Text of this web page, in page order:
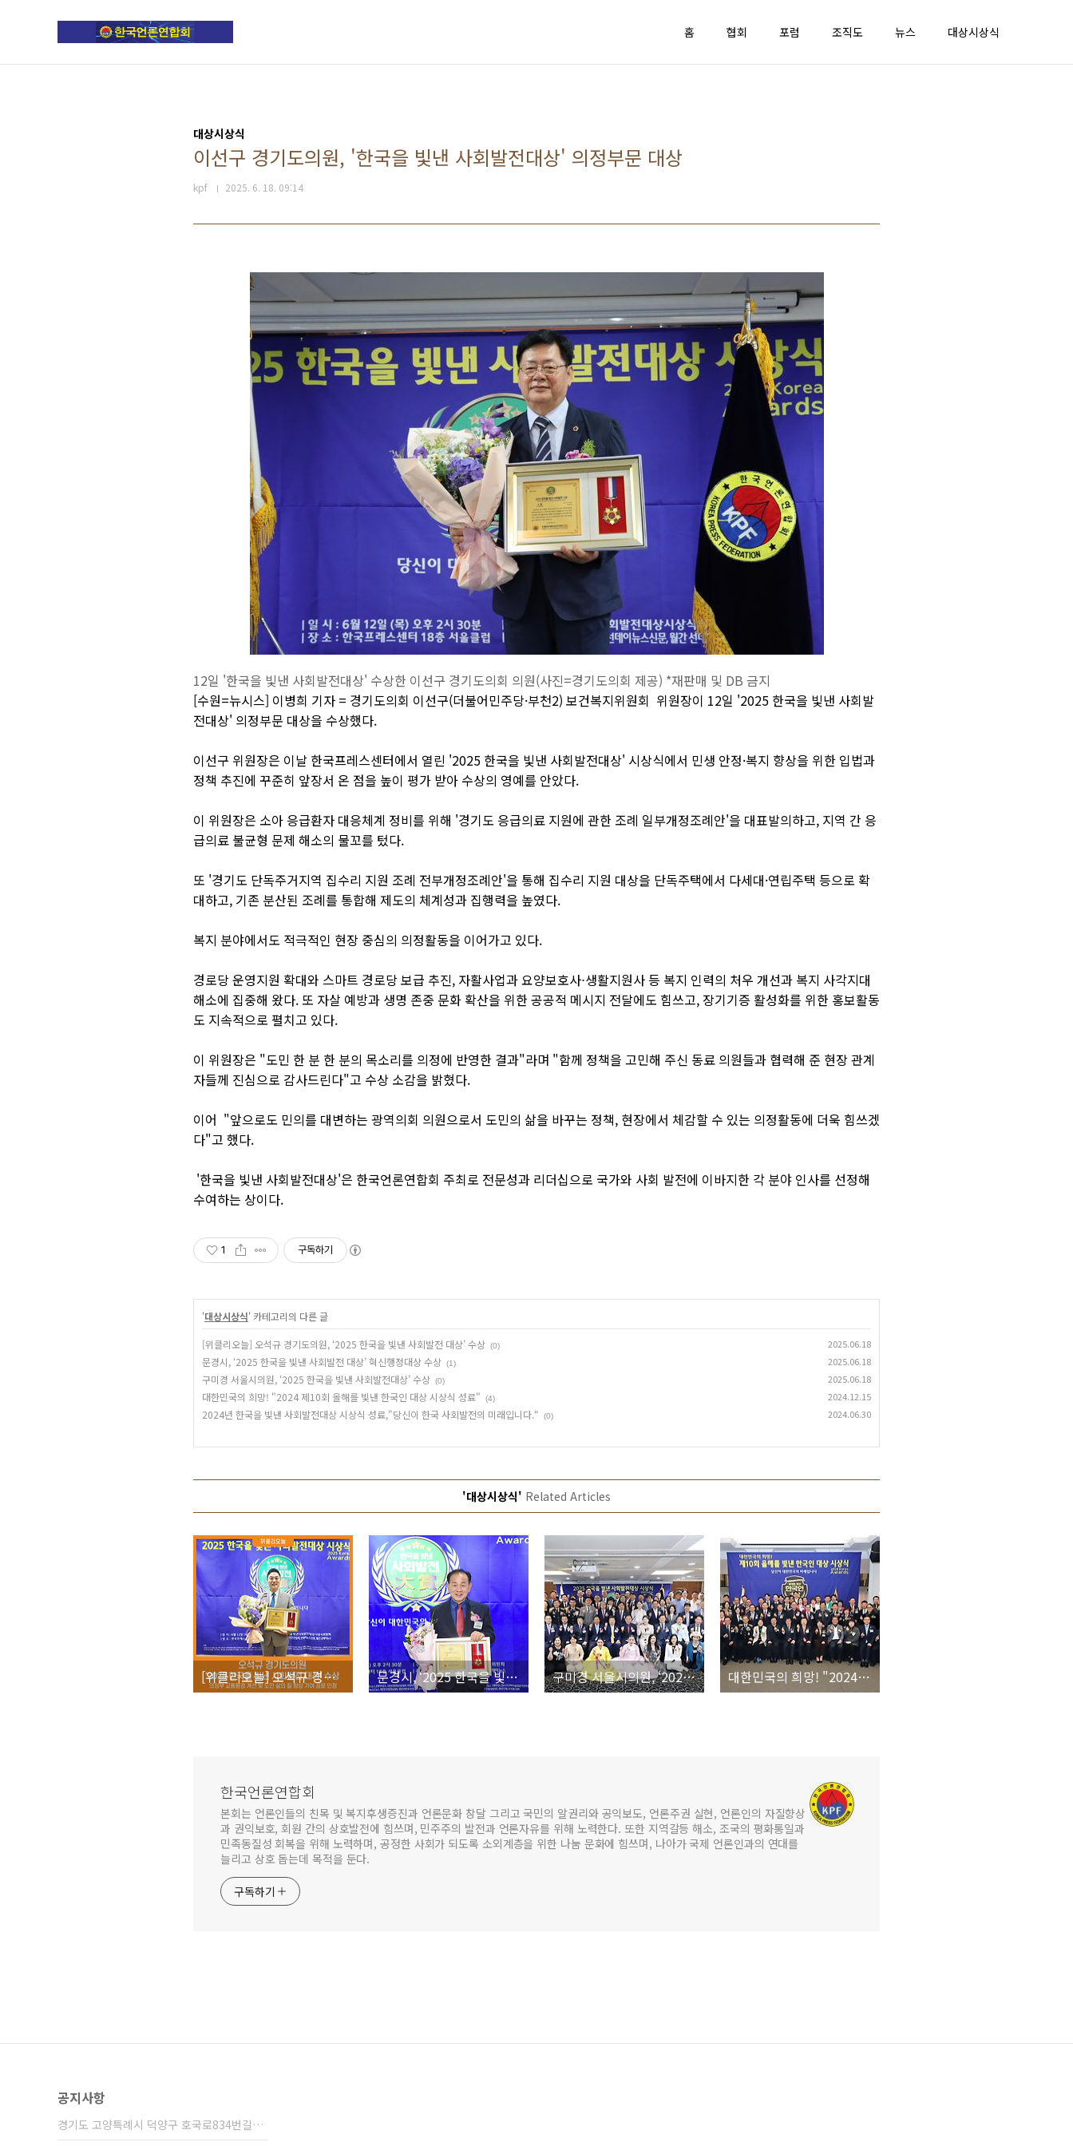
홈
협회 포럼 조직도 뉴스 대상시상식
대상시상식
이선구 경기도의원, '한국을 빛낸 사회발전대상' 의정부문 대상
kpf 2025. 6. 18. 09:14
12일 '한국을 빛낸 사회발전대상' 수상한 이선구 경기도의회 의원(사진=경기도의회 제공) *재판매 및 DB 금지
[수원=뉴시스] 이병희 기자 = 경기도의회 이선구(더불어민주당·부천2) 보건복지위원회 위원장이 12일 '2025 한국을 빛낸 사회발
전대상' 의정부문 대상을 수상했다.
이선구 위원장은 이날 한국프레스센터에서 열린 '2025 한국을 빛낸 사회발전대상' 시상식에서 민생 안정·복지 향상을 위한 입법과
정책 추진에 꾸준히 앞장서 온 점을 높이 평가 받아 수상의 영예를 안았다.
이 위원장은 소아 응급환자 대응체계 정비를 위해 '경기도 응급의료 지원에 관한 조례 일부개정조례안'을 대표발의하고, 지역 간 응
급의료 불균형 문제 해소의 물꼬를 텄다.
또 '경기도 단독주거지역 집수리 지원 조례 전부개정조례안'을 통해 집수리 지원 대상을 단독주택에서 다세대·연립주택 등으로 확
대하고, 기존 분산된 조례를 통합해 제도의 체계성과 집행력을 높였다.
복지 분야에서도 적극적인 현장 중심의 의정활동을 이어가고 있다.
경로당 운영지원 확대와 스마트 경로당 보급 추진, 자활사업과 요양보호사⋅생활지원사 등 복지 인력의 처우 개선과 복지 사각지대
해소에 집중해 왔다. 또 자살 예방과 생명 존중 문화 확산을 위한 공공적 메시지 전달에도 힘쓰고, 장기기증 활성화를 위한 홍보활동
도 지속적으로 펼치고 있다.
이 위원장은 "도민 한 분 한 분의 목소리를 의정에 반영한 결과"라며 "함께 정책을 고민해 주신 동료 의원들과 협력해 준 현장 관계
자들께 진심으로 감사드린다"고 수상 소감을 밝혔다.
이어 "앞으로도 민의를 대변하는 광역의회 의원으로서 도민의 삶을 바꾸는 정책, 현장에서 체감할 수 있는 의정활동에 더욱 힘쓰겠
다"고 했다.
'한국을 빛낸 사회발전대상'은 한국언론연합회 주최로 전문성과 리더십으로 국가와 사회 발전에 이바지한 각 분야 인사를 선정해
수여하는 상이다.
1 구독하기
'대상시상식' 카테고리의 다른 글
[위클리오늘] 오석규 경기도의원, ‘2025 한국을 빛낸 사회발전 대상’ 수상 (0) 2025.06.18
문경시, ‘2025 한국을 빛낸 사회발전 대상’ 혁신행정대상 수상 (1) 2025.06.18
구미경 서울시의원, ‘2025 한국을 빛낸 사회발전대상’ 수상 (0) 2025.06.18
대한민국의 희망! "2024 제10회 올해를 빛낸 한국인 대상 시상식 성료" (4) 2024.12.15
2024년 한국을 빛낸 사회발전대상 시상식 성료,"당신이 한국 사회발전의 미래입니다.“ (0) 2024.06.30
'대상시상식' Related Articles
[위클리오늘] 오석규 경기도의원, ‘2025 한국을 빛낸 사회발전 대상’ 수상 문경시, ‘2025 한국을 빛낸 사회발전 대상’ 혁신행정대상 수상 구미경 서울시의원, ‘2025 한국을 빛낸 사회발전대상’ 수상 대한민국의 희망! "2024 제10회 올해를 빛낸 한국인 대상 시상식 성료"
한국언론연합회
본회는 언론인들의 친목 및 복지후생증진과 언론문화 창달 그리고 국민의 알권리와 공익보도, 언론주권 실현, 언론인의 자질향상
과 권익보호, 회원 간의 상호발전에 힘쓰며, 민주주의 발전과 언론자유를 위해 노력한다. 또한 지역갈등 해소, 조국의 평화통일과
민족동질성 회복을 위해 노력하며, 공정한 사회가 되도록 소외계층을 위한 나눔 문화에 힘쓰며, 나아가 국제 언론인과의 연대를
늘리고 상호 돕는데 목적을 둔다.
구독하기
공지사항
경기도 고양특례시 덕양구 호국로834번길8 ⋯